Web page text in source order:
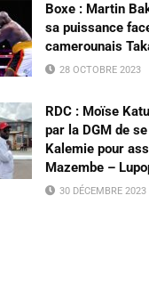
Boxe : Martin
sa puissance
camerounais
28 OCTOBRE 2023
RDC : Moïse
par la DGM de
Kalemie pour
Mazembe –
30 DÉCEMBRE 2023